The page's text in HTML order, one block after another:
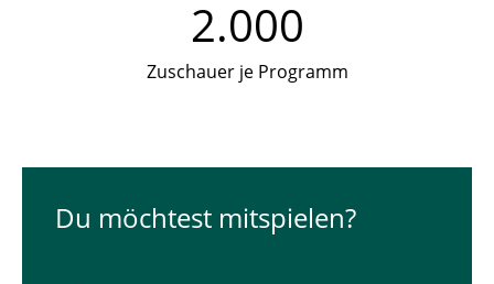
2.000
Zuschauer je Programm
Du möch­test mit­spie­len?